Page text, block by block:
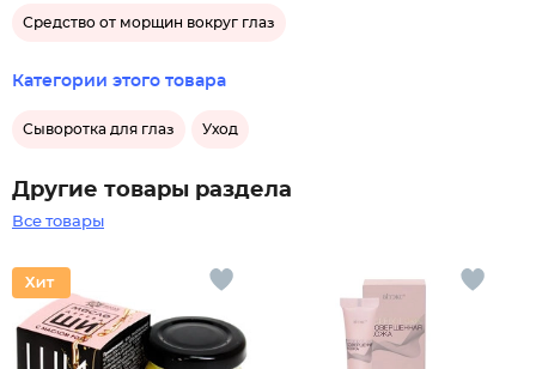
Средство от морщин вокруг глаз
Категории этого товара
Сыворотка для глаз Уход
Другие товары раздела
Все товары